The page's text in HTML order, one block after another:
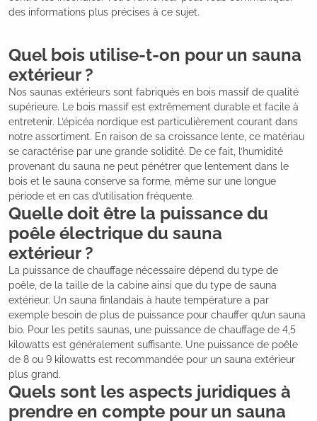
des informations plus précises à ce sujet.
Quel bois utilise-t-on pour un sauna
extérieur ?
Nos saunas extérieurs sont fabriqués en bois massif de qualité
supérieure. Le bois massif est extrêmement durable et facile à
entretenir. L’épicéa nordique est particulièrement courant dans
notre assortiment. En raison de sa croissance lente, ce matériau
se caractérise par une grande solidité. De ce fait, l’humidité
provenant du sauna ne peut pénétrer que lentement dans le
bois et le sauna conserve sa forme, même sur une longue
période et en cas d’utilisation fréquente.
Quelle doit être la puissance du
poêle électrique du sauna
extérieur ?
La puissance de chauffage nécessaire dépend du type de
poêle, de la taille de la cabine ainsi que du type de sauna
extérieur. Un sauna finlandais à haute température a par
exemple besoin de plus de puissance pour chauffer qu’un sauna
bio. Pour les petits saunas, une puissance de chauffage de 4,5
kilowatts est généralement suffisante. Une puissance de poêle
de 8 ou 9 kilowatts est recommandée pour un sauna extérieur
plus grand.
Quels sont les aspects juridiques à
prendre en compte pour un sauna